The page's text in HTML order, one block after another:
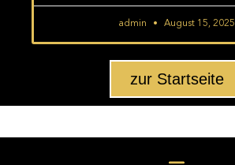
admin August 15, 2025
zur Startseite